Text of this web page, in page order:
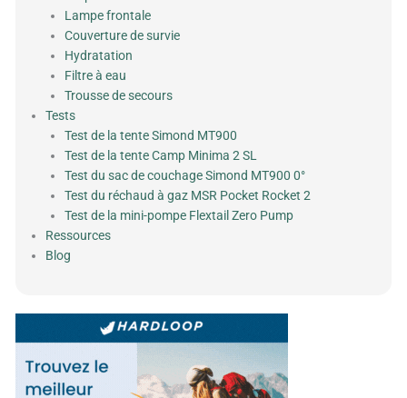
Lampe frontale
Couverture de survie
Hydratation
Filtre à eau
Trousse de secours
Tests
Test de la tente Simond MT900
Test de la tente Camp Minima 2 SL
Test du sac de couchage Simond MT900 0°
Test du réchaud à gaz MSR Pocket Rocket 2
Test de la mini-pompe Flextail Zero Pump
Ressources
Blog